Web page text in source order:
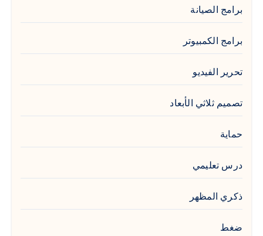
برامج الصيانة
برامج الكمبيوتر
تحرير الفيديو
تصميم ثلاثي الأبعاد
حماية
درس تعليمي
ذكري المظهر
ضغط